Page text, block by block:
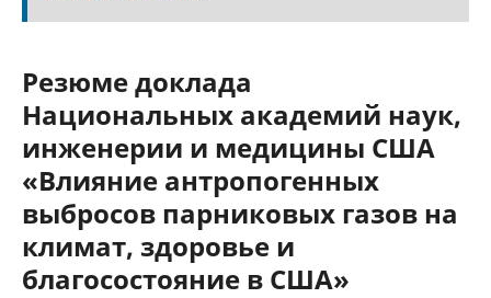
Резюме доклада
Национальных академий наук,
инженерии и медицины США
«Влияние антропогенных
выбросов парниковых газов на
климат, здоровье и
благосостояние в США»